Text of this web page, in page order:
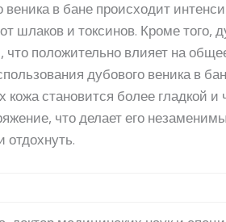
в бане происходит
шлаков и токсинов. Кроме того,
положительно влияет на
дубового веника в
становится более гладкой и
что делает его
отдохнуть.